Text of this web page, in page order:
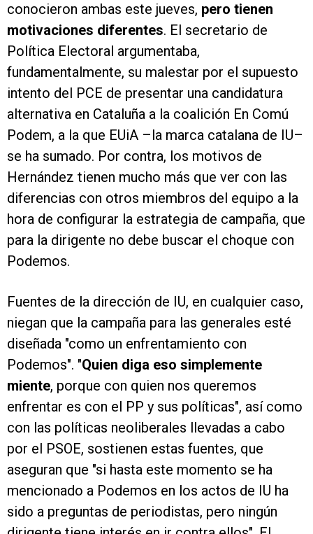
conocieron ambas este jueves, pero tienen
motivaciones diferentes. El secretario de
Política Electoral argumentaba,
fundamentalmente, su malestar por el supuesto
intento del PCE de presentar una candidatura
alternativa en Cataluña a la coalición En Comú
Podem, a la que EUiA –la marca catalana de IU–
se ha sumado. Por contra, los motivos de
Hernández tienen mucho más que ver con las
diferencias con otros miembros del equipo a la
hora de configurar la estrategia de campaña, que
para la dirigente no debe buscar el choque con
Podemos.
Fuentes de la dirección de IU, en cualquier caso,
niegan que la campaña para las generales esté
diseñada "como un enfrentamiento con
Podemos". "Quien diga eso simplemente
miente, porque con quien nos queremos
enfrentar es con el PP y sus políticas", así como
con las políticas neoliberales llevadas a cabo
por el PSOE, sostienen estas fuentes, que
aseguran que "si hasta este momento se ha
mencionado a Podemos en los actos de IU ha
sido a preguntas de periodistas, pero ningún